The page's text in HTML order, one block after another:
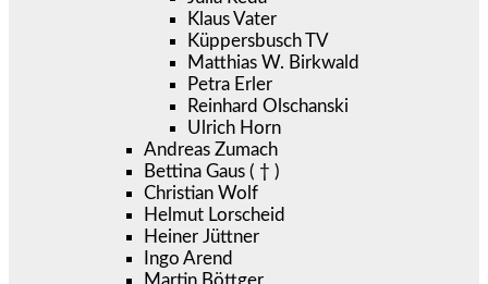
Klaus Vater
Küppersbusch TV
Matthias W. Birkwald
Petra Erler
Reinhard Olschanski
Ulrich Horn
Andreas Zumach
Bettina Gaus ( † )
Christian Wolf
Helmut Lorscheid
Heiner Jüttner
Ingo Arend
Martin Böttger